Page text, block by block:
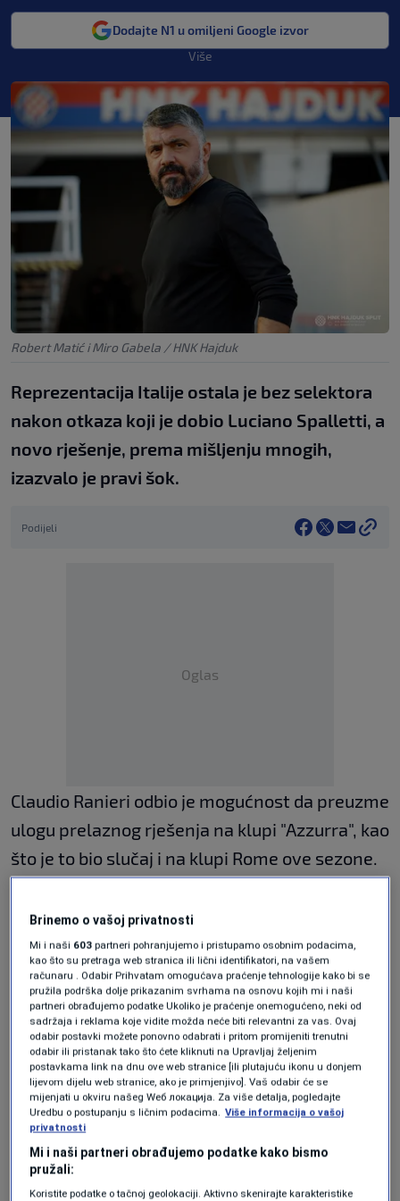
Dodajte N1 u omiljeni Google izvor
Više
Robert Matić i Miro Gabela / HNK Hajduk
Reprezentacija Italije ostala je bez selektora
nakon otkaza koji je dobio Luciano Spalletti, a
novo rješenje, prema mišljenju mnogih,
izazvalo je pravi šok.
Podijeli
Oglas
Claudio Ranieri odbio je mogućnost da preuzme
ulogu prelaznog rješenja na klupi "Azzurra", kao
što je to bio slučaj i na klupi Rome ove sezone.
opciju da pomogne reprezentaciji u ovom
osjetljivom trenutku.
Ipak, Italija je pronašla kandidata – u Gennaru
Gattusu.
Legendarni i proslavljeni fudbaler, ali ne i
toliko uspješan trener, mogao bi preuzeti jednu
od najtrofejnijih reprezentacija u Evropi.
Gattuso se nije proslavio na klupi splitskog
Hajduka. Sezonu je završio tek na trećem
Brinemo o vašoj privatnosti
Mi i naši 603 partneri pohranjujemo i pristupamo osobnim podacima,
kao što su pretraga web stranica ili lični identifikatori, na vašem
računaru . Odabir Prihvatam omogućava praćenje tehnologije kako bi se
pružila podrška dolje prikazanim svrhama na osnovu kojih mi i naši
partneri obrađujemo podatke Ukoliko je praćenje onemogućeno, neki od
sadržaja i reklama koje vidite možda neće biti relevantni za vas. Ovaj
odabir postavki možete ponovno odabrati i pritom promijeniti trenutni
odabir ili pristanak tako što ćete kliknuti na Upravljaj željenim
postavkama link na dnu ove web stranice [ili plutajuću ikonu u donjem
lijevom dijelu web stranice, ako je primjenjivo]. Vaš odabir će se
mijenjati u okviru našeg Wеб локација. Za više detalja, pogledajte
Uredbu o postupanju s ličnim podacima. Više informacija o vašoj
privatnosti
Mi i naši partneri obrađujemo podatke kako bismo
pružali:
Koristite podatke o tačnoj geolokaciji. Aktivno skenirajte karakteristike